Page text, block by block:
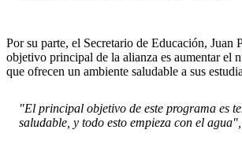
Por su parte, el Secretario de Educación, Juan
objetivo principal de la alianza es aumentar el
que ofrecen un ambiente saludable a sus
"El principal objetivo de este programa es
saludable, y todo esto empieza con el